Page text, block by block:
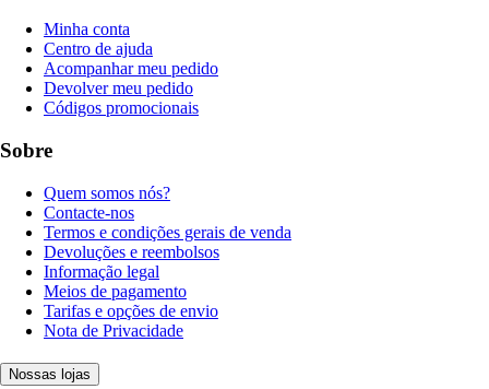
Minha conta
Centro de ajuda
Acompanhar meu pedido
Devolver meu pedido
Códigos promocionais
Sobre
Quem somos nós?
Contacte-nos
Termos e condições gerais de venda
Devoluções e reembolsos
Informação legal
Meios de pagamento
Tarifas e opções de envio
Nota de Privacidade
Nossas lojas